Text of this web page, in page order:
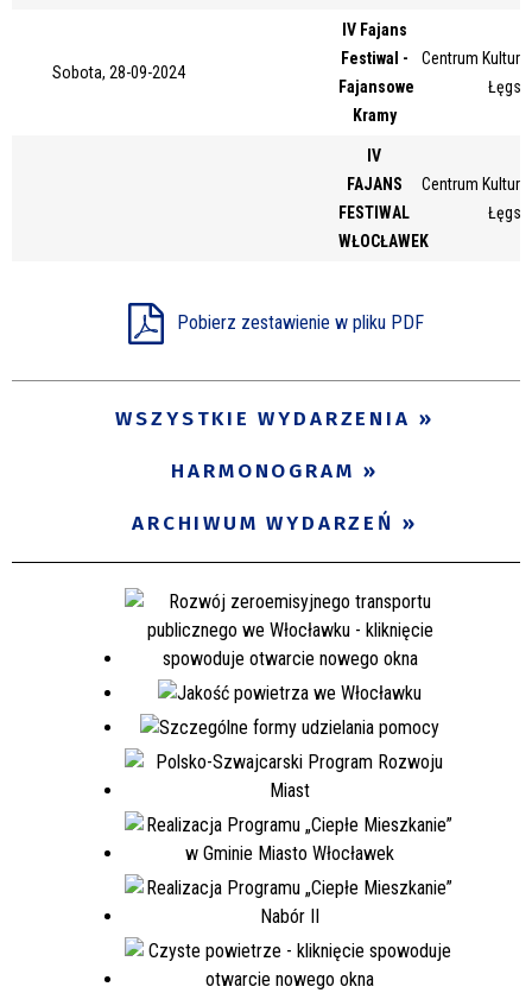
Sobota, 28-09-2024
IV Fajans
Festiwal -
Fajansowe
Kramy
Centrum Kultury
IV
FAJANS
FESTIWAL
WŁOCŁAWEK
Centrum Kultury
Pobierz zestawienie w pliku PDF
WSZYSTKIE WYDARZENIA
HARMONOGRAM
ARCHIWUM WYDARZEŃ